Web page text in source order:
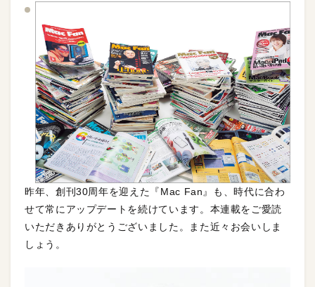
昨年、創刊30周年を迎えた『Mac Fan』も、時代に合わ
せて常にアップデートを続けています。本連載をご愛読
いただきありがとうございました。また近々お会いしま
しょう。